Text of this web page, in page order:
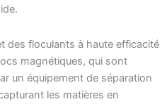
des floculants à haute efficacité
magnétiques, qui sont
un équipement de séparation
les matières en